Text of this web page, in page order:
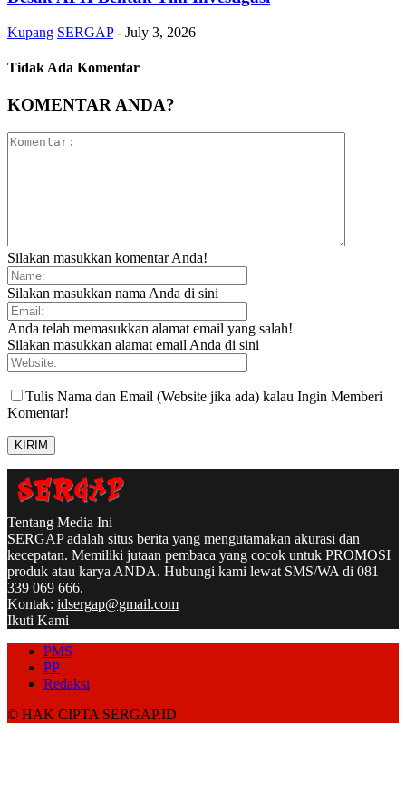
Kupang SERGAP - July 3, 2026
Tidak Ada Komentar
KOMENTAR ANDA?
Silakan masukkan komentar Anda!
Silakan masukkan nama Anda di sini
Anda telah memasukkan alamat email yang salah!
Silakan masukkan alamat email Anda di sini
Tulis Nama dan Email (Website jika ada) kalau Ingin Memberi
Komentar!
Tentang Media Ini
SERGAP adalah situs berita yang mengutamakan akurasi dan
kecepatan. Memiliki jutaan pembaca yang cocok untuk PROMOSI
produk atau karya ANDA. Hubungi kami lewat SMS/WA di 081
339 069 666.
Kontak: idsergap@gmail.com
Ikuti Kami
PMS
PP
Redaksi
© HAK CIPTA SERGAP.ID